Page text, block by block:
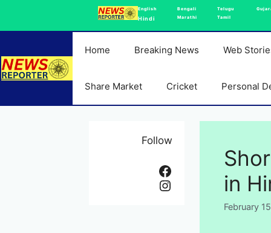
English
Hindi
Bengali
Marathi
Telugu
Tamil
Home Breaking News Web
Share Market Cricket Personal
in
February
Follow
Facebook
Instagram